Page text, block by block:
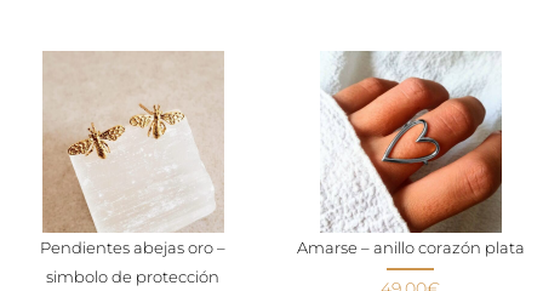
Pendientes abejas oro –
simbolo de protección
Amarse – anillo corazón plata